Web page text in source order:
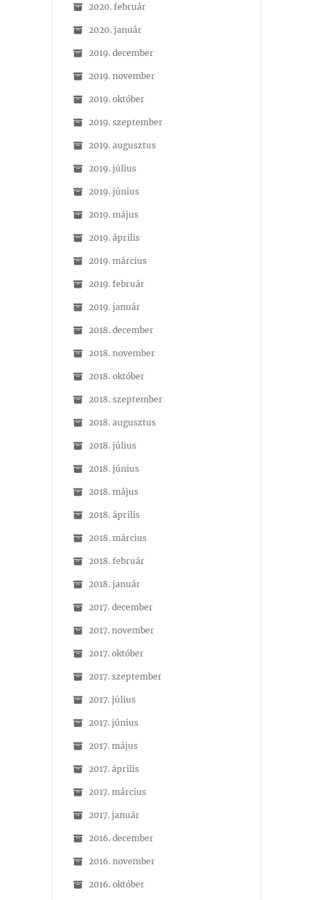
2020. február
2020. január
2019. december
2019. november
2019. október
2019. szeptember
2019. augusztus
2019. július
2019. június
2019. május
2019. április
2019. március
2019. február
2019. január
2018. december
2018. november
2018. október
2018. szeptember
2018. augusztus
2018. július
2018. június
2018. május
2018. április
2018. március
2018. február
2018. január
2017. december
2017. november
2017. október
2017. szeptember
2017. július
2017. június
2017. május
2017. április
2017. március
2017. január
2016. december
2016. november
2016. október